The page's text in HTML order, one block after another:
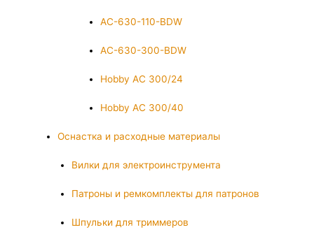
AC-630-110-BDW
AC-630-300-BDW
Hobby AC 300/24
Hobby AC 300/40
Оснастка и расходные материалы
Вилки для электроинструмента
Патроны и ремкомплекты для патронов
Шпульки для триммеров